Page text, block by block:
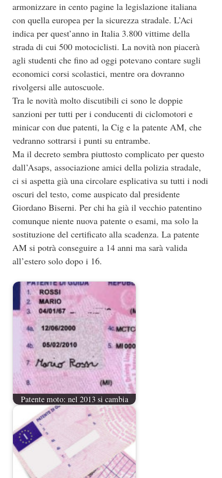
armonizzare in cento pagine la legislazione italiana
con quella europea per la sicurezza stradale. L’Aci
indica per quest’anno in Italia 3.800 vittime della
strada di cui 500 motociclisti. La novità non piacerà
agli studenti che fino ad oggi potevano contare sugli
economici corsi scolastici, mentre ora dovranno
rivolgersi alle autoscuole.
Tra le novità molto discutibili ci sono le doppie
sanzioni per tutti per i conducenti di ciclomotori e
minicar con due patenti, la Cig e la patente AM, che
vedranno sottrarsi i punti su entrambe.
Ma il decreto sembra piuttosto complicato per questo
dall’Asaps, associazione amici della polizia stradale,
ci si aspetta già una circolare esplicativa su tutti i nodi
oscuri del testo, come auspicato dal presidente
Giordano Biserni. Per chi ha già il vecchio patentino
comunque niente nuova patente o esami, ma solo la
sostituzione del certificato alla scadenza. La patente
AM si potrà conseguire a 14 anni ma sarà valida
all’estero solo dopo i 16.
Patente moto: nel 2013 si cambia